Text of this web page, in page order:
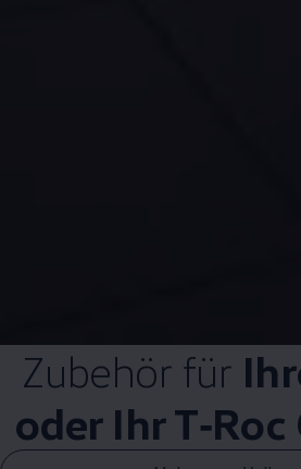
Zubehörfür
oder IhrT‑Roc